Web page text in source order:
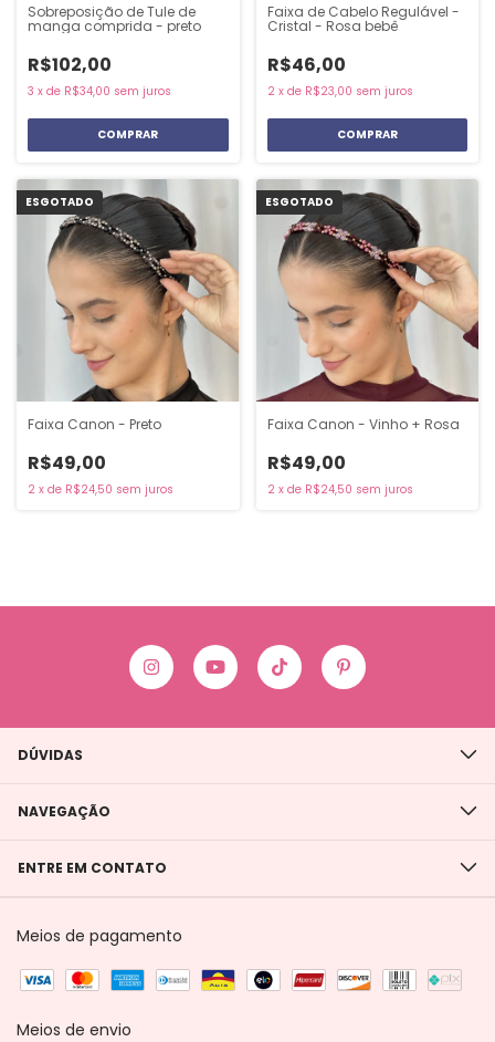
Sobreposição de Tule de
manga comprida - preto
R$102,00
3 x de R$34,00 sem juros
COMPRAR
Faixa de Cabelo Regulável -
Cristal - Rosa bebê
R$46,00
2 x de R$23,00 sem juros
ESGOTADO
Faixa Canon - Preto
R$49,00
2 x de R$24,50 sem juros
ESGOTADO
Faixa Canon - Vinho + Rosa
R$49,00
2 x de R$24,50 sem juros
DÚVIDAS
NAVEGAÇÃO
ENTRE EM CONTATO
Meios de pagamento
Meios de envio